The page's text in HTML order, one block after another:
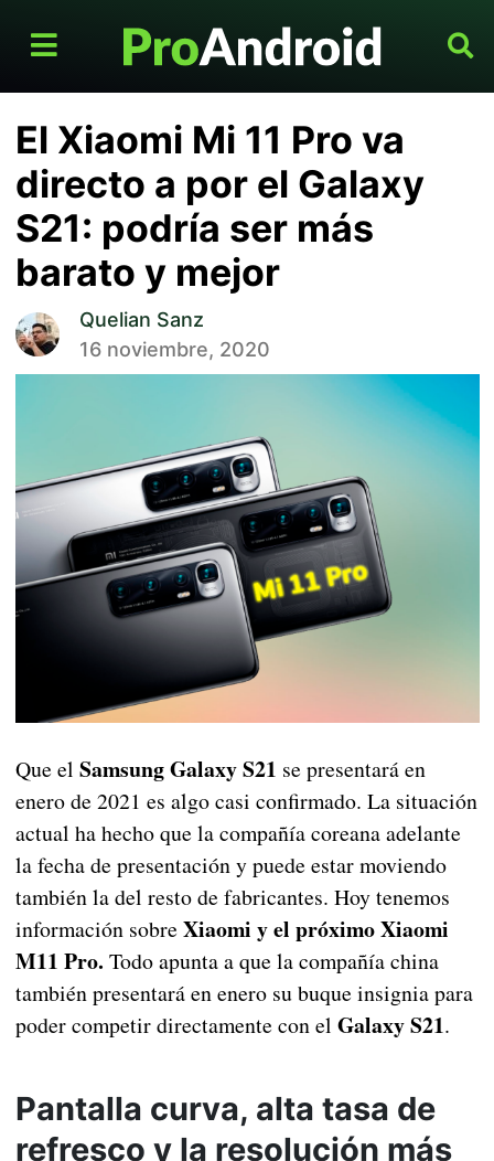
El Xiaomi Mi 11 Pro va
directo a por el Galaxy
S21: podría ser más
barato y mejor
Quelian Sanz
16 noviembre, 2020
Que el Samsung Galaxy S21 se presentará en
enero de 2021 es algo casi confirmado. La situación
actual ha hecho que la compañía coreana adelante
la fecha de presentación y puede estar moviendo
también la del resto de fabricantes. Hoy tenemos
información sobre Xiaomi y el próximo Xiaomi
M11 Pro. Todo apunta a que la compañía china
también presentará en enero su buque insignia para
poder competir directamente con el Galaxy S21.
Pantalla curva, alta tasa de
refresco y la resolución más